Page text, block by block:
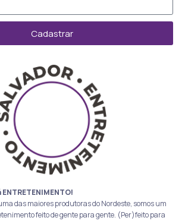
Cadastrar
das maiores produtoras do Nordeste, somos um
feito de gente para gente. (Per)feito para